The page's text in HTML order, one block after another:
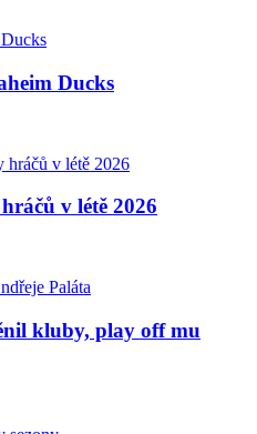
Ducks
v létě 2026
kluby, play off mu